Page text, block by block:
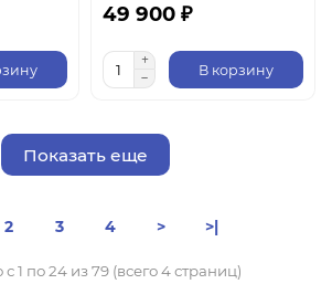
49 900 ₽
В корзину
Показать еще
2 3 4 > >|
1 по 24 из 79 (всего 4 страниц)